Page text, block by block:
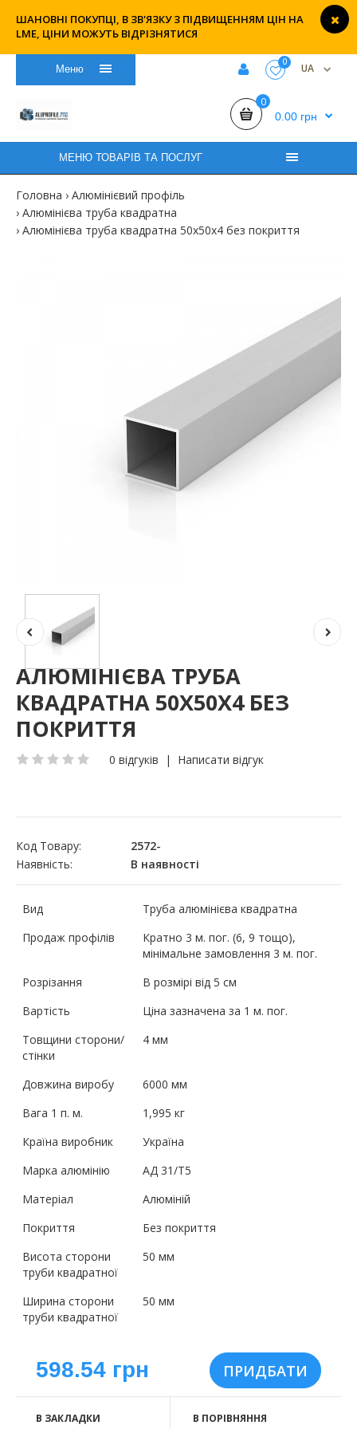
ШАНОВНІ ПОКУПЦІ, В ЗВ'ЯЗКУ З ПІДВИЩЕННЯМ ЦІН НА
LME, ЦІНИ МОЖУТЬ ВІДРІЗНЯТИСЯ
Меню
0 UA
0
0.00 грн
МЕНЮ ТОВАРІВ ТА ПОСЛУГ
Головна
Алюмінієвий профіль
Алюмінієва труба квадратна
Алюмінієва труба квадратна 50х50х4 без покриття
АЛЮМІНІЄВА ТРУБА
КВАДРАТНА 50Х50Х4 БЕЗ
ПОКРИТТЯ
0 відгуків | Написати відгук
Код Товару:
2572-
Наявність:
В наявності
Вид
Труба алюмінієва квадратна
Продаж профілів
Кратно 3 м. пог. (6, 9 тощо),
мінімальне замовлення 3 м. пог.
Розрізання
В розмірі від 5 см
Вартість
Ціна зазначена за 1 м. пог.
Товщини сторони/
стінки
4 мм
Довжина виробу
6000 мм
Вага 1 п. м.
1,995 кг
Країна виробник
Україна
Марка алюмінію
АД 31/Т5
Матеріал
Алюміній
Покриття
Без покриття
Висота сторони
труби квадратної
50 мм
Ширина сторони
труби квадратної
50 мм
598.54 грн
В ЗАКЛАДКИ В ПОРІВНЯННЯ